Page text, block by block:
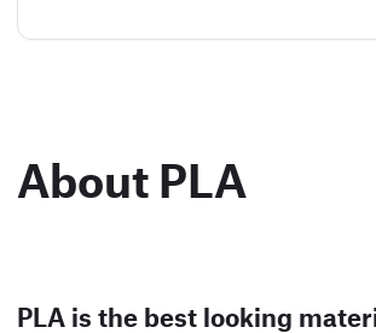
About PLA
PLA is the best looking